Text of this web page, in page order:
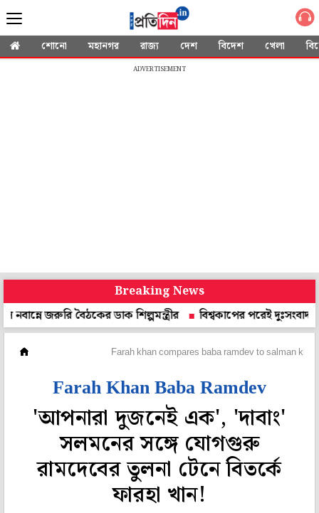
শোনো মহানগর রাজ্য দেশ বিদেশ খেলা
ADVERTISEMENT
Breaking News
বৈঠকের ডাক শিল্পমন্ত্রীর
বিশ্বকাপের পরেই দুঃসংবাদ, না
Farah khan compares baba ramdev to salman khan
Farah Khan Baba Ramdev
'আপনারা দুজনেই এক', 'দাবাং'
সলমনের সঙ্গে যোগগুরু
রামদেবের তুলনা টেনে বিতর্কে
ফারহা খান!